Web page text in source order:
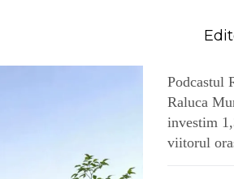
Podcastul
Raluca
investim
viitorul